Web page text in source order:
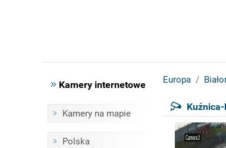
Kamery internetowe
Kamery na mapie
Polska
Europa